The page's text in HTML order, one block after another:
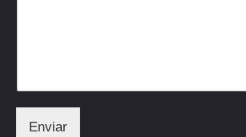
Enviar